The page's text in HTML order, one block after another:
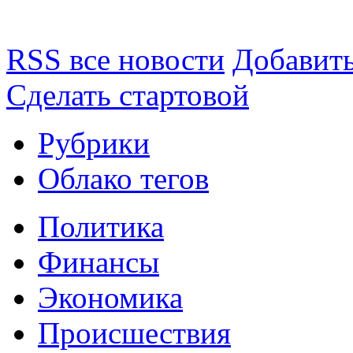
RSS все новости
Сделать стартовой
Рубрики
Облако тегов
Политика
Финансы
Экономика
Происшествия